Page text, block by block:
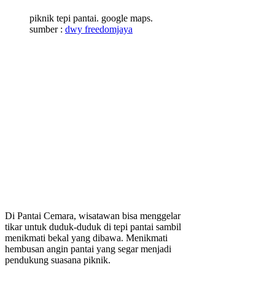
piknik tepi pantai. google maps.
sumber : dwy freedomjaya
Di Pantai Cemara, wisatawan bisa menggelar
tikar untuk duduk-duduk di tepi pantai sambil
menikmati bekal yang dibawa. Menikmati
hembusan angin pantai yang segar menjadi
pendukung suasana piknik.